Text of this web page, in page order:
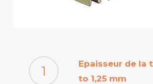
1
Epaisseur de la
to 1,25 mm